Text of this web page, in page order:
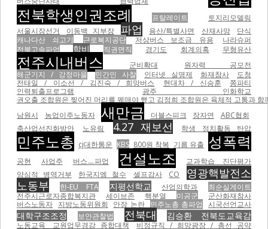
전북학생인권조례
프탈레이트
토지리모델링
서울시장선거
이동백 지부장 파업 용산/특별사면 산재사망
단식
캐나다산 쇠고기
근로복지공단 저상버스 보조금 유용
나라슈퍼
전북고속파업
학비 직권면직 경기도 회계의혹 무형유산
전주시내버스 군비확대
원자력 공모전
해군기지 / 강정마을
민간인 사찰 인터넷 실명제 화재참사
도청
전태일 / 이소선 / 김진숙 / 희망버스
현대차 / 신승훈
쫑파티
인력퇴출프로그램
광주 인화학교
권오출 조합원은 찢어진 머리를 꿰매야 했고 김정희 조합원은 육체적 고통과
남원시
농업이주노동자 새만금 더블스피크 장자연
ABC협회
축산업선진화방안
노유림 4.27 재보선 학생 정치활동 탄압
민주노총 cj대한통운 KBS 800원 착복 기름 유출 성폭력
공현 사업주 버스ㅡ파업 건설노조
교과학습 진단평가
양심적 병역거부
한국지엠 철수 셀프감사 CO
영광핵발전소
노동부
한-EU FTA 지평선학교 산업의학과
최순실게이트
전주시근로자종합복지관
세이브존 핵분열 미공군
군산화재참사
버스노동자 지방노동위원회 안장 논란 민주노총 총파업 시국선언교사
대학구조조정 보안관찰법 전북대 김승환 전북도교육감
노동교육 교원업무경감 종합대책 비정규직 / 희망광장 / 총선 공약